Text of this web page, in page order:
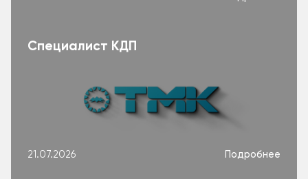
Специалист КДП
21.07.2026 Подробнее